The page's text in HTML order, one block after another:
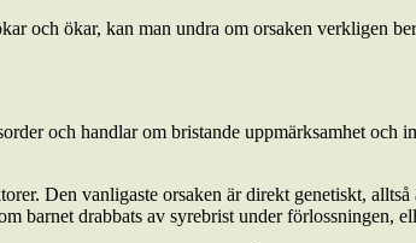
och ökar, kan man undra om orsaken verkligen
och handlar om bristande uppmärksamhet
Den vanligaste orsaken är direkt genetiskt,
barnet drabbats av syrebrist under